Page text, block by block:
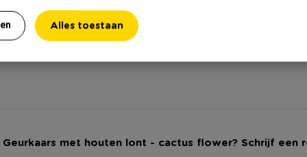
Alles toestaan
Geurkaars met houten lont - cactus flower? Schrijf een